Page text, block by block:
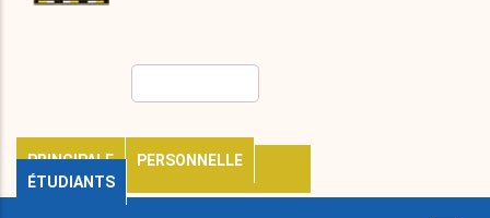
PRINCIPALE
PERSONNELLE
ÉTUDIANTS